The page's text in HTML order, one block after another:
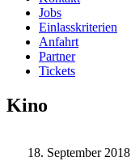
Jobs
Einlasskriterien
Anfahrt
Partner
Tickets
Kino
18. September 2018